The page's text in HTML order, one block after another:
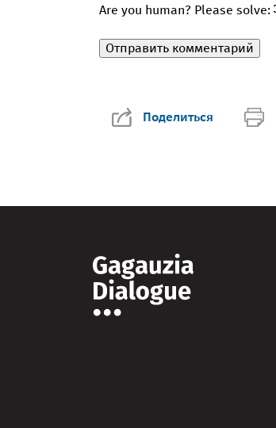
Are you human? Please solve:
Поделиться